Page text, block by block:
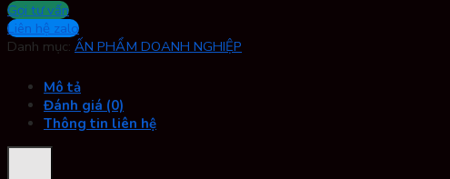
Gọi tư vấn
Liên hệ zalo
Danh mục: ẤN PHẨM DOANH NGHIỆP
Mô tả
Đánh giá (0)
Thông tin liên hệ